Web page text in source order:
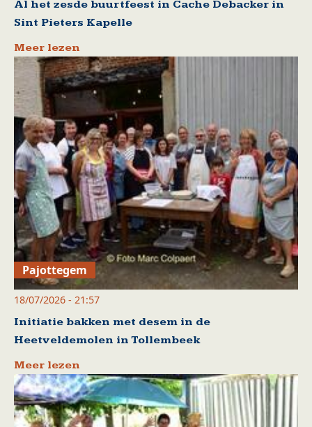
Al het zesde buurtfeest in Cache Debacker in
Sint Pieters Kapelle
Meer lezen
Pajottegem
18/07/2026 - 21:57
Initiatie bakken met desem in de
Heetveldemolen in Tollembeek
Meer lezen